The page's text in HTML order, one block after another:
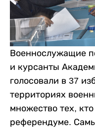
Военнослужащие
и курсанты
голосовали в 37
территориях
множество тех,
референдуме.